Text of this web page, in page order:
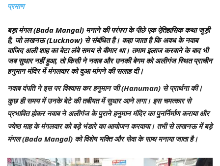
प्रमाण
बड़ा मंगल (Bada Mangal) मनाने की परंपरा के पीछे एक ऐतिहासिक कथा जुड़ी
है, जो लखनऊ (Lucknow) से संबंधित है। कहा जाता है कि अवध के नवाब
वाजिद अली शाह का बेटा लंबे समय से बीमार था। तमाम इलाज करवाने के बाद भी
जब सुधार नहीं हुआ, तो किसी ने नवाब और उनकी बेगम को अलीगंज स्थित प्राचीन
हनुमान मंदिर में मंगलवार को दुआ मांगने की सलाह दी।
नवाब दंपति ने इस पर विश्वास कर हनुमान जी (Hanuman) से प्रार्थना की।
कुछ ही समय में उनके बेटे की तबीयत में सुधार आने लगा। इस चमत्कार से
प्रभावित होकर नवाब ने अलीगंज के पुराने हनुमान मंदिर का पुनर्निर्माण कराया और
ज्येष्ठ माह के मंगलवार को बड़े भंडारे का आयोजन करवाया। तभी से लखनऊ में बड़े
मंगल (Bada Mangal) को विशेष भक्ति और सेवा के साथ मनाया जाता है।